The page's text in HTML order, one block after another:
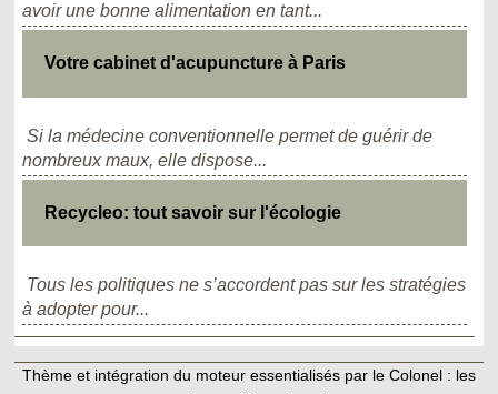
avoir une bonne alimentation en tant...
Votre cabinet d'acupuncture à Paris
Si la médecine conventionnelle permet de guérir de
nombreux maux, elle dispose...
Recycleo: tout savoir sur l'écologie
Tous les politiques ne s’accordent pas sur les stratégies
à adopter pour...
Thème et intégration du moteur essentialisés par le Colonel : les